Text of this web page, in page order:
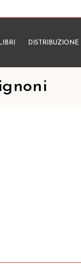
DISTRIBUZIONE